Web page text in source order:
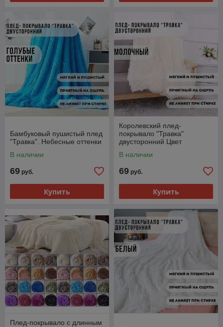
Бамбуковый пушистый плед
"Травка". Небесные оттенки
В наличии
69 руб.
Купить
Королевский плед-
покрывало "Травка"
двусторонний Цвет
В наличии
69 руб.
Купить
Плед-покрывало с длинным